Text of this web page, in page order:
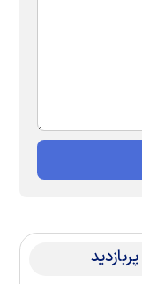
پربازدید